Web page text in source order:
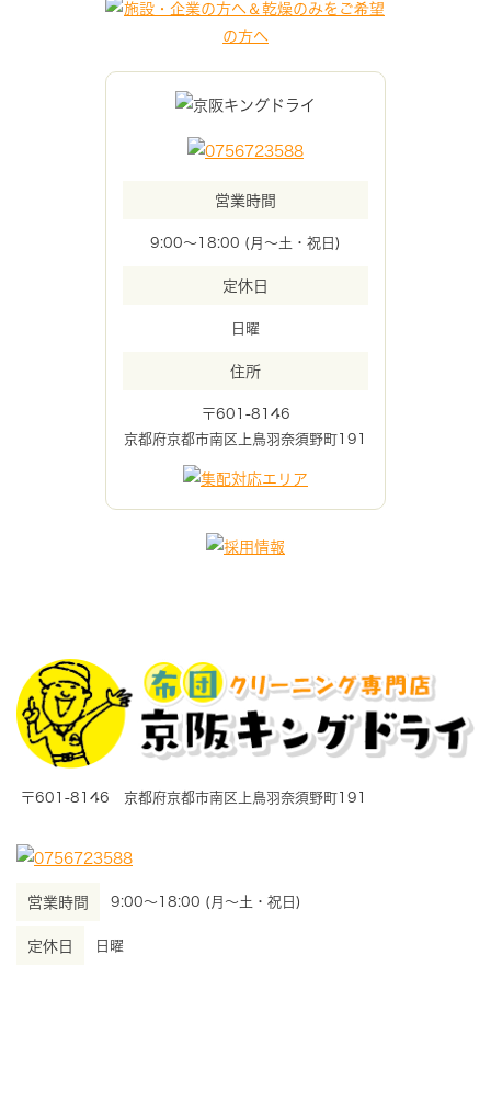
営業時間
9:00～18:00 (月～土・祝日)
定休日
日曜
住所
〒601-8146
京都府京都市南区上鳥羽奈須野町191
〒601-8146 京都府京都市南区上鳥羽奈須野町191
営業時間 9:00～18:00 (月～土・祝日)
定休日 日曜